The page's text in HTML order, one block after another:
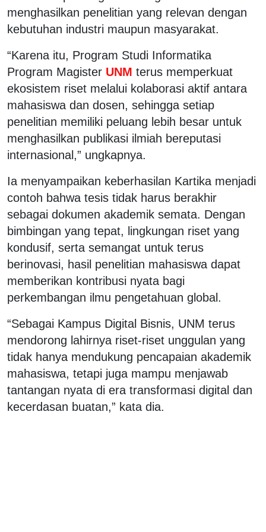
menghasilkan penelitian yang relevan dengan
kebutuhan industri maupun masyarakat.
“Karena itu, Program Studi Informatika
Program Magister UNM terus memperkuat
ekosistem riset melalui kolaborasi aktif antara
mahasiswa dan dosen, sehingga setiap
penelitian memiliki peluang lebih besar untuk
menghasilkan publikasi ilmiah bereputasi
internasional,” ungkapnya.
Ia menyampaikan keberhasilan Kartika menjadi
contoh bahwa tesis tidak harus berakhir
sebagai dokumen akademik semata. Dengan
bimbingan yang tepat, lingkungan riset yang
kondusif, serta semangat untuk terus
berinovasi, hasil penelitian mahasiswa dapat
memberikan kontribusi nyata bagi
perkembangan ilmu pengetahuan global.
“Sebagai Kampus Digital Bisnis, UNM terus
mendorong lahirnya riset-riset unggulan yang
tidak hanya mendukung pencapaian akademik
mahasiswa, tetapi juga mampu menjawab
tantangan nyata di era transformasi digital dan
kecerdasan buatan,” kata dia.